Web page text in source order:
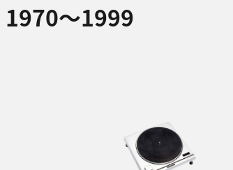
1970～1999